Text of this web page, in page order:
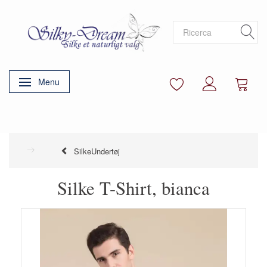
Attiva/disattiva navigazione
Menu
SilkeUndertøj
Silke T-Shirt, bianca